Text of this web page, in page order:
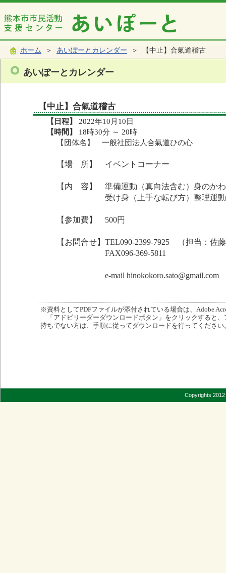
ホーム ＞ あいぽーとカレンダー ＞ 【中止】合氣道稽古
あいぽーとカレンダー
【中止】合氣道稽古
【日程】
2022年10月10日
【時間】
18時30分 ～ 20時
【団体名】 一般社団法人合氣道ひの心
【場 所】 イベントコーナー
【内 容】 準備運動（真向法含む）身のか
受け身（上手な転び方）整理運動（
【参加費】 500円
【お問合せ】TEL090-2399-7925 （担当：佐
FAX096-369-5811
e-mail hinokokoro.sato@gmail.com
※資料としてPDFファイルが添付されている場合は、Adobe
「アドビリーダーダウンロードボタン」をクリックすると
持ちでない方は、手順に従ってダウンロードを行ってください
Copyrights